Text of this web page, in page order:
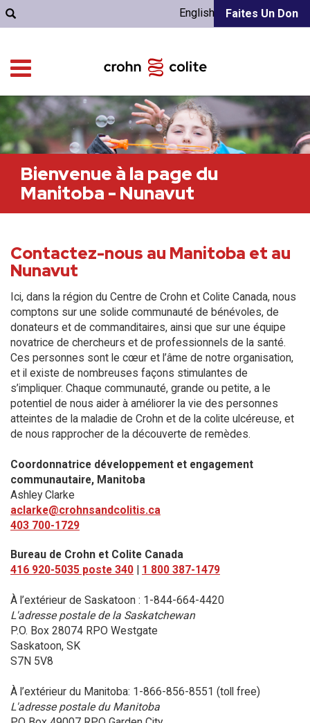
Faites Un Don
English
Bienvenue à la page du
Manitoba - Nunavut
Contactez-nous au Manitoba et au
Nunavut
Ici, dans la région du Centre de Crohn et Colite Canada, nous
comptons sur une solide communauté de bénévoles, de
donateurs et de commanditaires, ainsi que sur une équipe
novatrice de chercheurs et de professionnels de la santé.
Ces personnes sont le cœur et l’âme de notre organisation,
et il existe de nombreuses façons stimulantes de
s’impliquer. Chaque communauté, grande ou petite, a le
potentiel de nous aider à améliorer la vie des personnes
atteintes de la maladie de Crohn et de la colite ulcéreuse, et
de nous rapprocher de la découverte de remèdes.
Coordonnatrice développement et engagement
communautaire, Manitoba
Ashley Clarke
aclarke@crohnsandcolitis.ca
403 700-1729
Bureau de Crohn et Colite Canada
416 920-5035 poste 340 | 1 800 387-1479
À l’extérieur de Saskatoon : 1-844-664-4420
L'adresse postale de la Saskatchewan
P.O. Box 28074 RPO Westgate
Saskatoon, SK
S7N 5V8
À l’extérieur du Manitoba: 1-866-856-8551 (toll free)
L'adresse postale du Manitoba